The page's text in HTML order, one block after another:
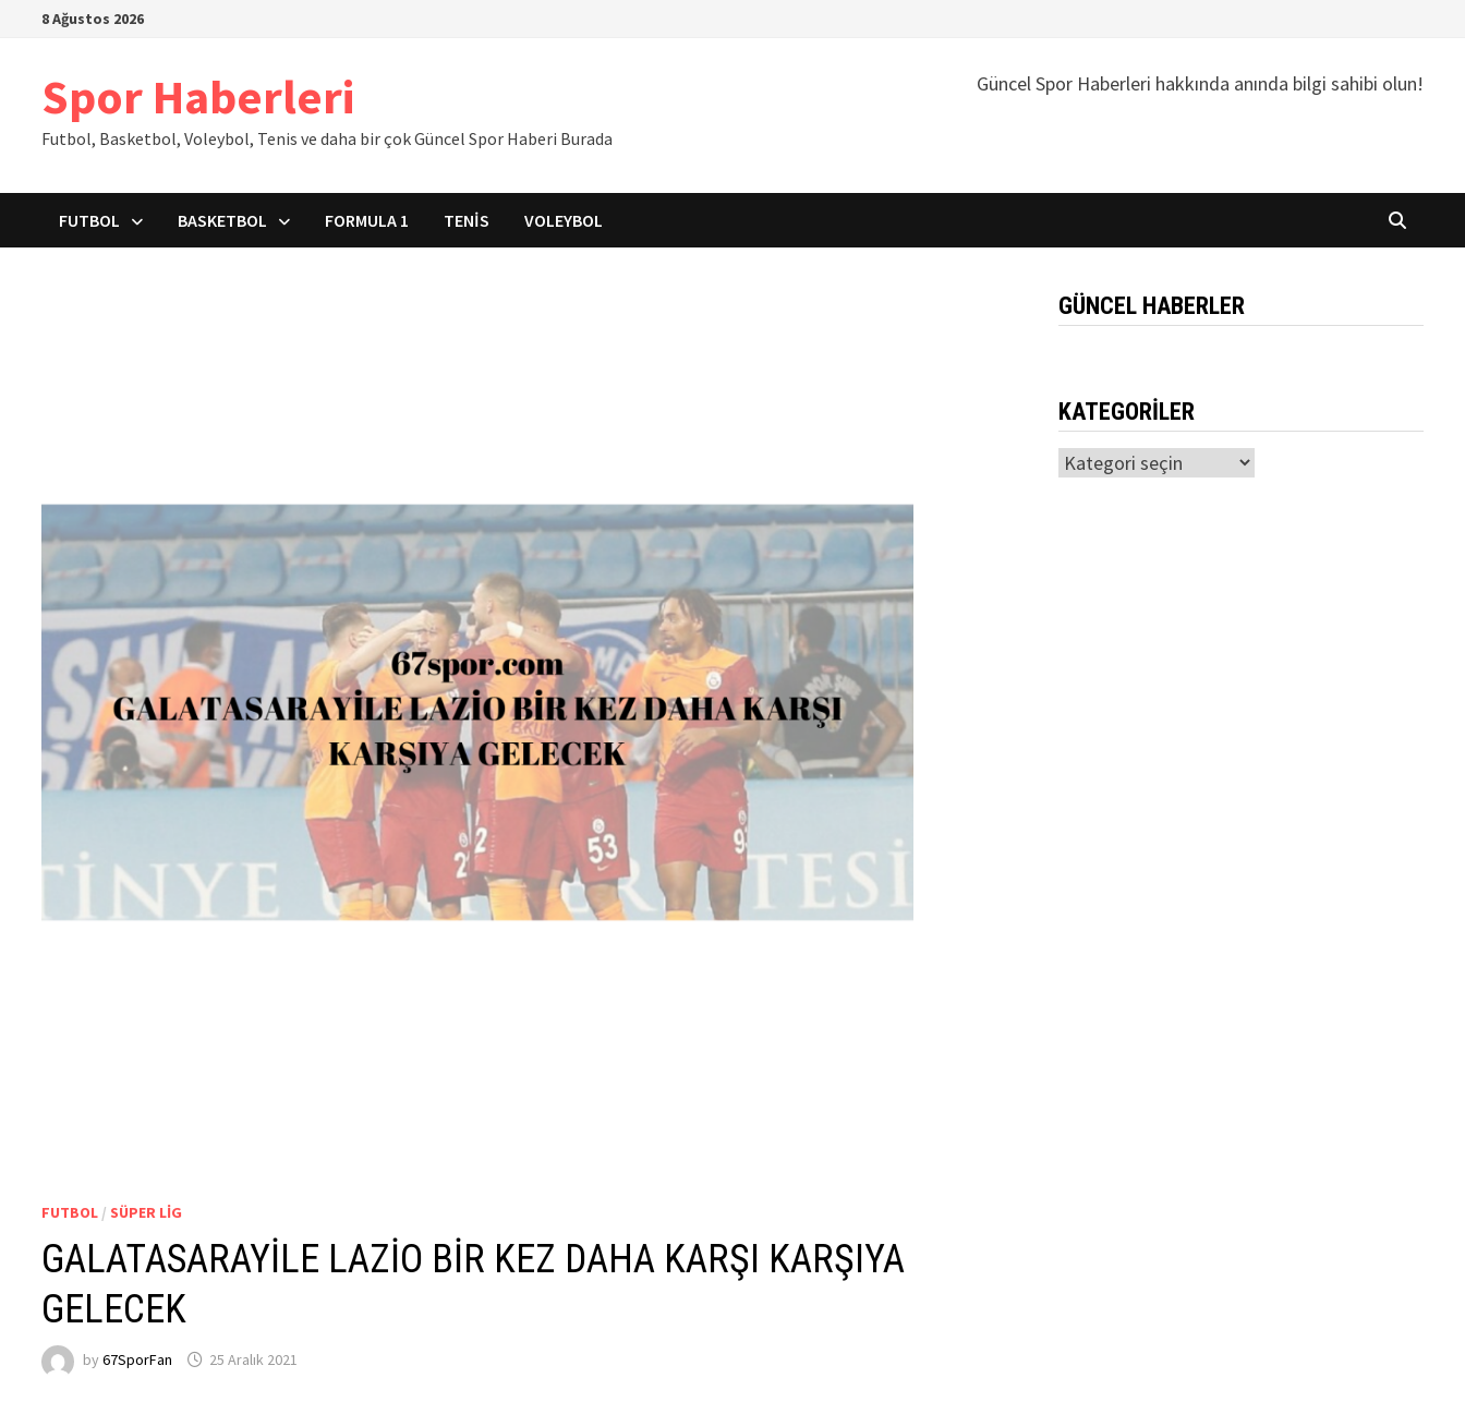
İçeriğe8 Ağustos 2026
Spor Haberleri
Futbol, Basketbol, Voleybol, Tenis ve daha bir çok Güncel Spor Haberi Burada
Güncel Spor Haberleri hakkında anında bilgi sahibi olun!
FUTBOL BASKETBOL FORMULA 1 TENIS VOLEYBOL
FUTBOL / SÜPER LIG
GALATASARAYİLE LAZİO BİR KEZ DAHA KARŞI KARŞIYA
GELECEK
by67SporFan 25 Aralık 2021
GÜNCEL HABERLER
KATEGORILER
Kategoriler